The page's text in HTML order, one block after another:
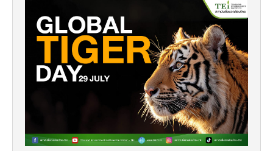
Funds
Dr. Dhira Phanthumavanich Fund
Global Warming and Health Fund